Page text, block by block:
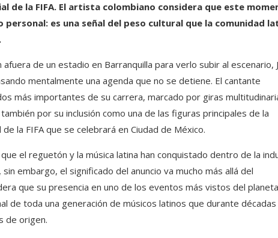
de la FIFA. El artista colombiano considera que este
es una señal del peso cultural que la comunidad
de un estadio en Barranquilla para verlo subir al escenario, J
mentalmente una agenda que no se detiene. El cantante
más importantes de su carrera, marcado por giras
por su inclusión como una de las figuras principales de la
la FIFA que se celebrará en Ciudad de México.
el reguetón y la música latina han conquistado dentro de la
embargo, el significado del anuncio va mucho más allá del
que su presencia en uno de los eventos más vistos del planeta
de toda una generación de músicos latinos que durante décadas
de origen.